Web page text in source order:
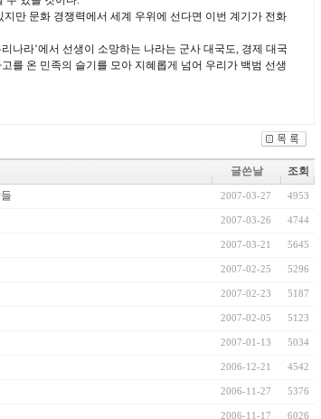
만 문화 경쟁력에서 세계 우위에 선다면 이번 계기가 전화
나라‘에서 선생이 소망하는 나라는 군사 대국도, 경제 대국
를 온 민족의 슬기를 모아 지혜롭게 넘어 우리가 백범 선생
글쓴날 조회
2007-03-27 4953
2007-03-26 4744
2007-03-21 5645
2007-02-25 5296
2007-02-23 5187
2007-02-05 5123
2007-01-13 5034
2006-12-21 4542
2006-11-27 5376
2006-11-17 6026